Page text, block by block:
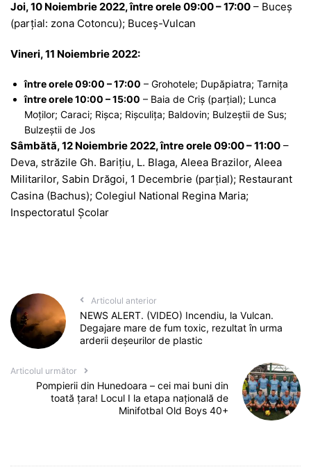
Joi, 10 Noiembrie 2022, între orele 09:00 – 17:00 – Buceș
(parțial: zona Cotoncu); Buceș-Vulcan
Vineri, 11 Noiembrie 2022:
între orele 09:00 – 17:00 – Grohotele; Dupăpiatra; Tarnița
între orele 10:00 – 15:00 – Baia de Criș (parțial); Lunca
Moților; Caraci; Rișca; Rișculița; Baldovin; Bulzeștii de Sus;
Bulzeștii de Jos
Sâmbătă, 12 Noiembrie 2022, între orele 09:00 – 11:00 –
Deva, străzile Gh. Barițiu, L. Blaga, Aleea Brazilor, Aleea
Militarilor, Sabin Drăgoi, 1 Decembrie (parțial); Restaurant
Casina (Bachus); Colegiul National Regina Maria;
Inspectoratul Școlar
Articolul anterior
NEWS ALERT. (VIDEO) Incendiu, la Vulcan.
Degajare mare de fum toxic, rezultat în urma
arderii deșeurilor de plastic
Articolul următor
Pompierii din Hunedoara – cei mai buni din
toată țara! Locul I la etapa națională de
Minifotbal Old Boys 40+